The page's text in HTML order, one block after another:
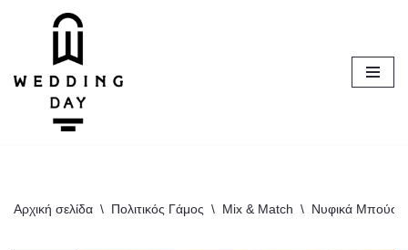
περιεχόμενο
Αρχική σελίδα \ Πολιτικός Γάμος \ Mix & Match \ Νυφικά